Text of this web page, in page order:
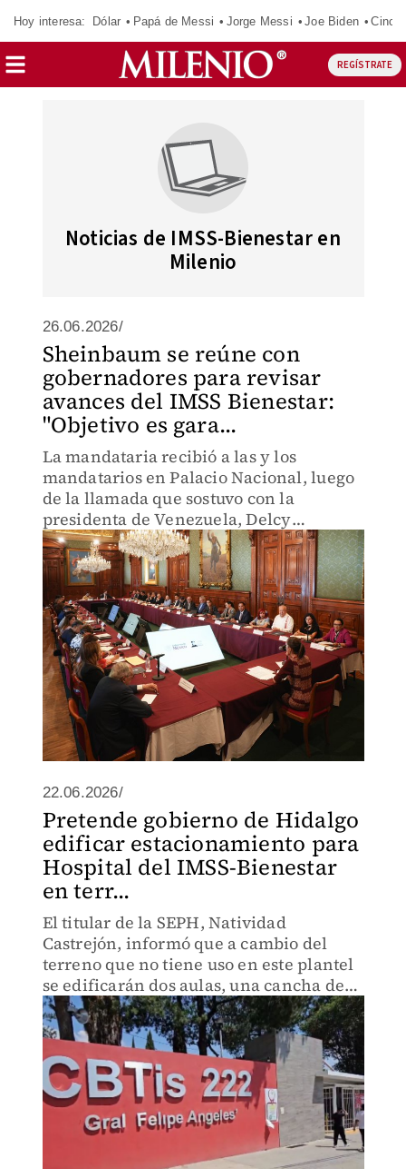
Hoy interesa: Dólar Papá de Messi Jorge Messi Joe Biden
REGÍSTRATE
Noticias de IMSS-Bienestar en
Milenio
26.06.2026/
Sheinbaum se reúne con
gobernadores para revisar
avances del IMSS Bienestar:
"Objetivo es gara...
La mandataria recibió a las y los
mandatarios en Palacio Nacional, luego
de la llamada que sostuvo con la
presidenta de Venezuela, Delcy
Rodríguez.
22.06.2026/
Pretende gobierno de Hidalgo
edificar estacionamiento para
Hospital del IMSS-Bienestar
en terr...
El titular de la SEPH, Natividad
Castrejón, informó que a cambio del
terreno que no tiene uso en este plantel
se edificarán dos aulas, una cancha de
fútbol siete y un estacionamiento para
docentes